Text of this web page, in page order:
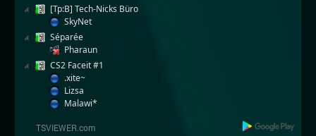
[Tp:B] Tech-Nicks Büro
SkyNet
Séparée
Pharaun
CS2 Faceit #1
.xite~
Lizsa
Malawi*